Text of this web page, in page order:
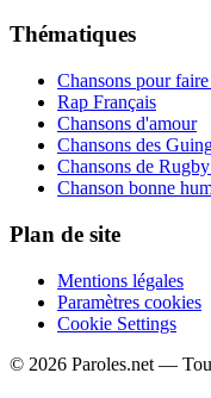
Thématiques
Chansons pour
Rap Français
Chansons d'amour
Chansons des
Chansons de
Chanson bonne
Plan de site
Mentions légales
Paramètres cookies
Cookie Settings
© 2026 Paroles.net —